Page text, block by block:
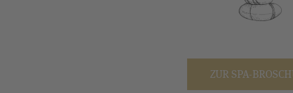
ZUR SPA-